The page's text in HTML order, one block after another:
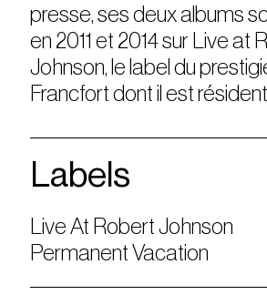
presse, ses deux albums
en 2011 et 2014 sur Live at
Johnson, le label du
Francfort dont il est
Labels
Live At Robert Johnson
Permanent Vacation